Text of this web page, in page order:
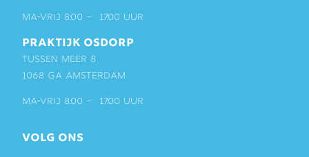
ma-vrij 8:00 – 17:00 uur
PRAKTIJK OSDORP
Tussen Meer 8
1068 GA Amsterdam
ma-vrij 8:00 – 17:00 uur
VOLG ONS